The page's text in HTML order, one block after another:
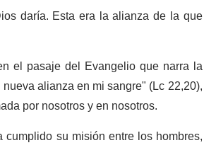
daría. Esta era la alianza de la que
el pasaje del Evangelio que narra la
alianza en mi sangre" (Lc 22,20),
por nosotros y en nosotros.
su misión entre los hombres,